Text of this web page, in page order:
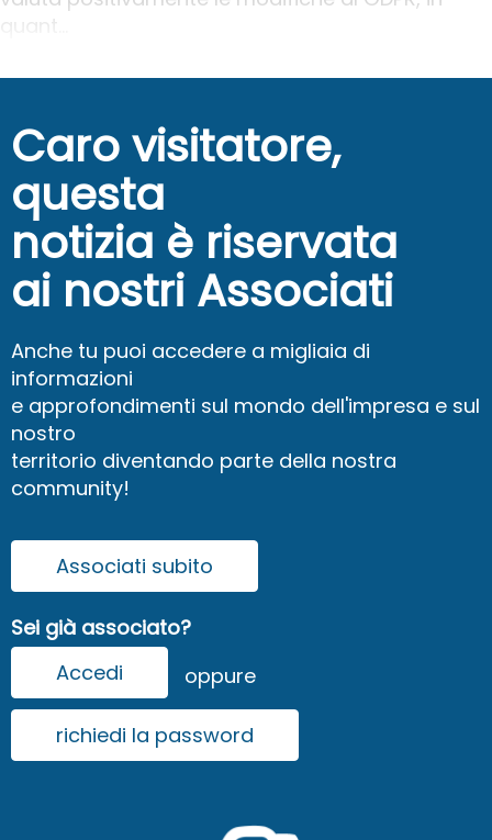
quant...
Caro visitatore,
questa
notizia è riservata
ai nostri Associati
Anche tu puoi accedere a migliaia di
informazioni
e approfondimenti sul mondo dell'impresa e sul
nostro
territorio diventando parte della nostra
community!
Associati subito
Sei già associato?
Accedi
oppure
richiedi la password